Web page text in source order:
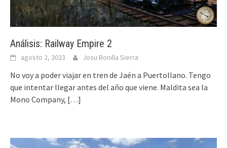
Análisis: Railway Empire 2
agosto 2, 2023 Josu Bonilla Sierra
No voy a poder viajar en tren de Jaén a Puertollano. Tengo
que intentar llegar antes del año que viene. Maldita sea la
Mono Company, […]